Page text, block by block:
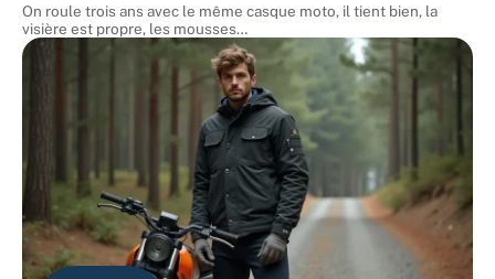
On roule trois ans avec le même casque moto, il tient bien, la
visière est propre, les mousses…